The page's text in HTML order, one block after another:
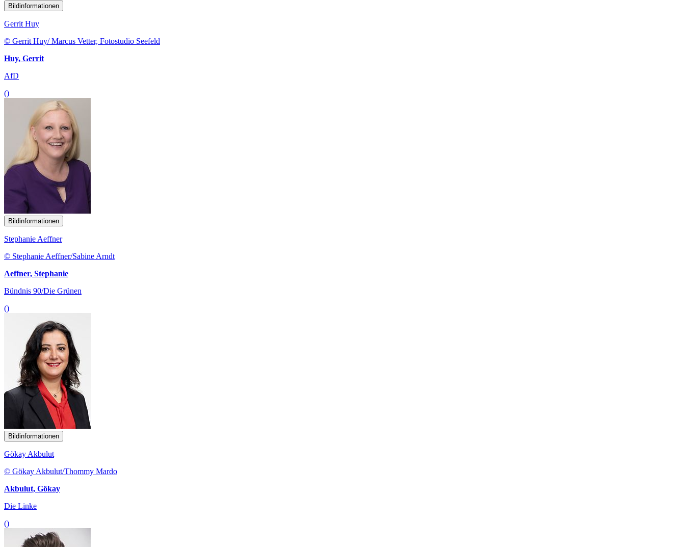
Bildinformationen
Gerrit Huy
© Gerrit Huy/ Marcus Vetter, Fotostudio Seefeld
Huy, Gerrit
AfD
()
Bildinformationen
Stephanie Aeffner
© Stephanie Aeffner/Sabine Arndt
Aeffner, Stephanie
Bündnis 90/Die Grünen
()
Bildinformationen
Gökay Akbulut
© Gökay Akbulut/Thommy Mardo
Akbulut, Gökay
Die Linke
()